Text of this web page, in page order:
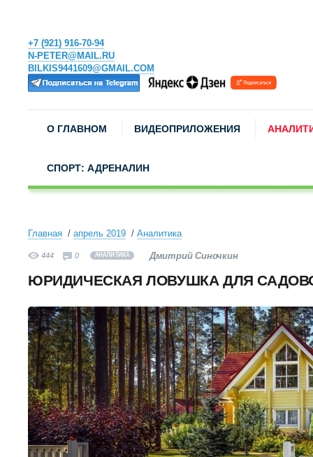
+7 (921) 916-70-94
N-PETER@MAIL.RU
BILKIS9441609@GMAIL.COM
О ГЛАВНОМ ВИДЕОПРИЛОЖЕНИЯ
СПОРТ: АДРЕНАЛИН
Главная апрель 2019 Аналитика
444 0 АНАЛИТИКА Дмитрий Синочкин
ЮРИДИЧЕСКАЯ ЛОВУШКА ДЛЯ